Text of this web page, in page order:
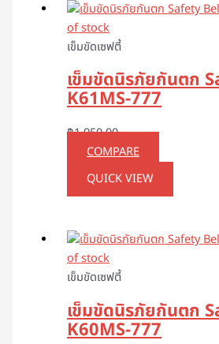
of stock
เข็มขัดเซฟตี้
เข็มขัดนิรภัยกันตก
K61MS-777
฿1,950.00
COMPARE
QUICK VIEW
of stock
เข็มขัดเซฟตี้
เข็มขัดนิรภัยกันตก
K60MS-777